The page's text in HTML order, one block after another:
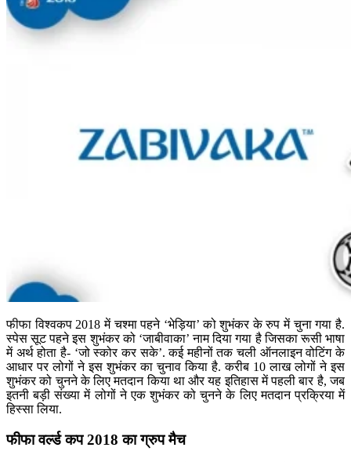
फीफा विश्वकप 2018 में चश्मा पहने ‘भेड़िया’ को शुभंकर के रुप में चुना गया है.
स्पेस सूट पहने इस शुभंकर को ‘जाबीवाका’ नाम दिया गया है जिसका रूसी भाषा
में अर्थ होता है- ‘जो स्कोर कर सके’. कई महीनों तक चली ऑनलाइन वोटिंग के
आधार पर लोगों ने इस शुभंकर का चुनाव किया है. करीब 10 लाख लोगों ने इस
शुभंकर को चुनने के लिए मतदान किया था और यह इतिहास में पहली बार है, जब
इतनी बड़ी संख्या में लोगों ने एक शुभंकर को चुनने के लिए मतदान प्रक्रिया में
हिस्सा लिया.
फीफा वर्ल्ड कप 2018 का ग्रुप मैच